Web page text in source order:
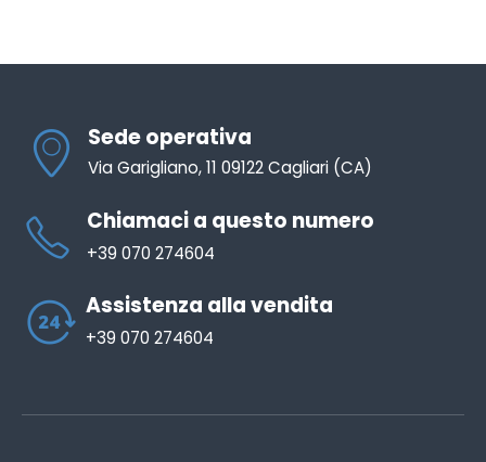
Sede operativa
Via Garigliano, 11 09122 Cagliari (CA)
Chiamaci a questo numero
+39 070 274604
Assistenza alla vendita
+39 070 274604